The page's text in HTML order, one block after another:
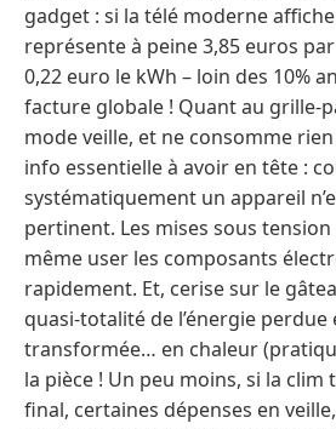
gadget : si la télé moderne
représente à peine 3,85 euros
0,22 euro le kWh – loin des 10%
facture globale ! Quant au grille-
mode veille, et ne consomme
info essentielle à avoir en tête :
systématiquement un appareil
pertinent. Les mises sous
même user les composants
rapidement. Et, cerise sur le
quasi-totalité de l’énergie perdue
transformée… en chaleur
la pièce ! Un peu moins, si la clim
final, certaines dépenses en